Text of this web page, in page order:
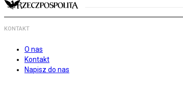
KONTAKT
O nas
Kontakt
Napisz do nas